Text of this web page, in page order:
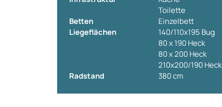
Toilette
Betten
Einzelbett
Liegeflächen
140/110x195 Bug
80 x 190 Heck
80 x 200 Heck
210x200/190 Heck
Radstand
380 cm